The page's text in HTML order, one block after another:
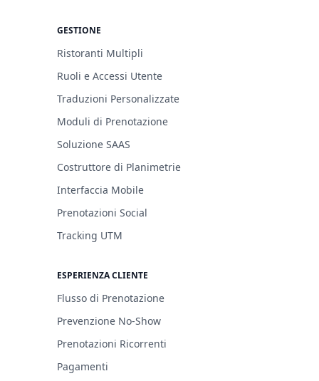
GESTIONE
Ristoranti Multipli
Ruoli e Accessi Utente
Traduzioni Personalizzate
Moduli di Prenotazione
Soluzione SAAS
Costruttore di Planimetrie
Interfaccia Mobile
Prenotazioni Social
Tracking UTM
ESPERIENZA CLIENTE
Flusso di Prenotazione
Prevenzione No-Show
Prenotazioni Ricorrenti
Pagamenti